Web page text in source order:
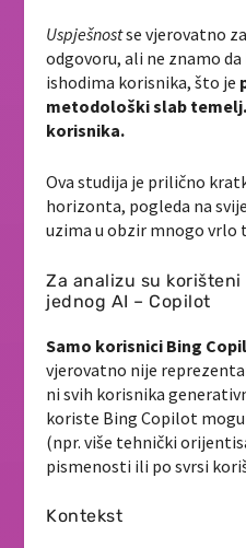
Uspješnostse vjerovatno
odgovoru, ali ne znamo
ishodima korisnika, što je
metodološki slab
korisnika.
Ova studija je prilično
horizonta, pogleda na
uzima u obzir mnogo vrlo
Za analizu su
jednog AI – Copilot
Samo korisnici Bing
vjerovatno nije
ni svih korisnika
koriste Bing Copilot
(npr. više tehnički
pismenosti ili po svrsi
Kontekst